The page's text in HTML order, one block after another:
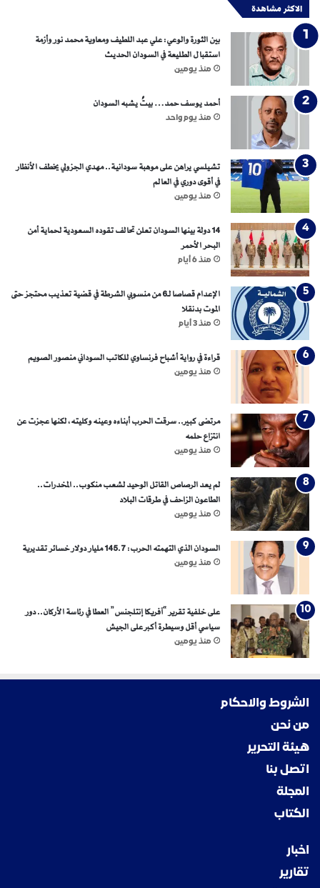
ل
الاكثر مشاهدة
بين الثورة والوعي: علي عبد اللطيف ومعاوية محمد نور وأزمة
استقبال الطليعة في السودان الحديث
منذ يومين
أحمد يوسف حمد… بيتٌ يشبه السودان
منذ يوم واحد
تشيلسي يراهن على موهبة سودانية.. مهدي الجزولي يخطف الأنظار
في أقوى دوري في العالم
منذ يومين
14 دولة بينها السودان تعلن تحالف تقوده السعودية لحماية أمن
البحر الأحمر
منذ 6 أيام
الإعدام قصاصا لـ6 من منسوبي الشرطة في قضية تعذيب محتجز حتى
الموت بدنقلا
منذ 3 أيام
قراءة في رواية أشباح فرنساوي للكاتب السوداني منصور الصويم
منذ يومين
مرتضى كبير.. سرقت الحرب أبناءه وعينه وكليته، لكنها عجزت عن
انتزاع حلمه
منذ يومين
لم يعد الرصاص القاتل الوحيد لشعب منكوب.. المخدرات..
الطاعون الزاحف في طرقات البلاد
منذ يومين
السودان الذي التهمته الحرب: 145.7 مليار دولار خسائر تقديرية
منذ يومين
على خلفية تقرير “آفريكا إنتلجنس” العطا في رئاسة الأركان.. دور
سياسي أقل وسيطرة أكبر على الجيش
منذ يومين
الشروط والاحكام
من نحن
هيئة التحرير
اتصل بنا
المجلة
الكتاب
اخبار
تقارير